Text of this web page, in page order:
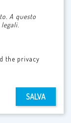
A questo
the privacy
SALVA